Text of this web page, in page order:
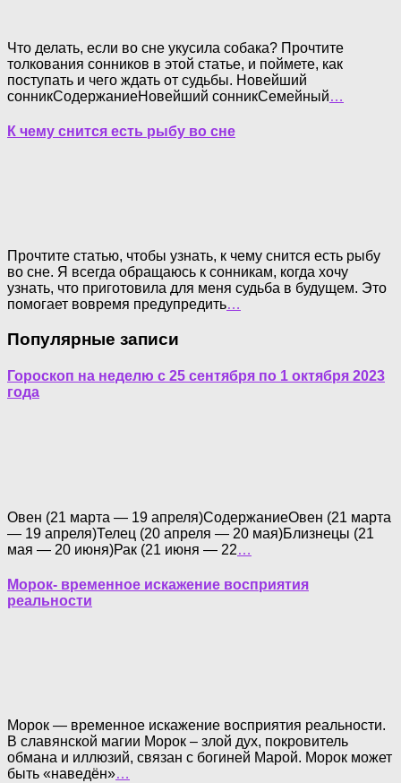
Что делать, если во сне укусила собака? Прочтите
толкования сонников в этой статье, и поймете, как
поступать и чего ждать от судьбы. Новейший
сонникСодержаниеНовейший сонникСемейный…
К чему снится есть рыбу во сне
Прочтите статью, чтобы узнать, к чему снится есть рыбу
во сне. Я всегда обращаюсь к сонникам, когда хочу
узнать, что приготовила для меня судьба в будущем. Это
помогает вовремя предупредить…
Популярные записи
Гороскоп на неделю с 25 сентября по 1 октября 2023
года
Овен (21 марта — 19 апреля)СодержаниеОвен (21 марта
— 19 апреля)Телец (20 апреля — 20 мая)Близнецы (21
мая — 20 июня)Рак (21 июня — 22…
Морок- временное искажение восприятия
реальности
Морок — временное искажение восприятия реальности.
В славянской магии Морок – злой дух, покровитель
обмана и иллюзий, связан с богиней Марой. Морок может
быть «наведён»…